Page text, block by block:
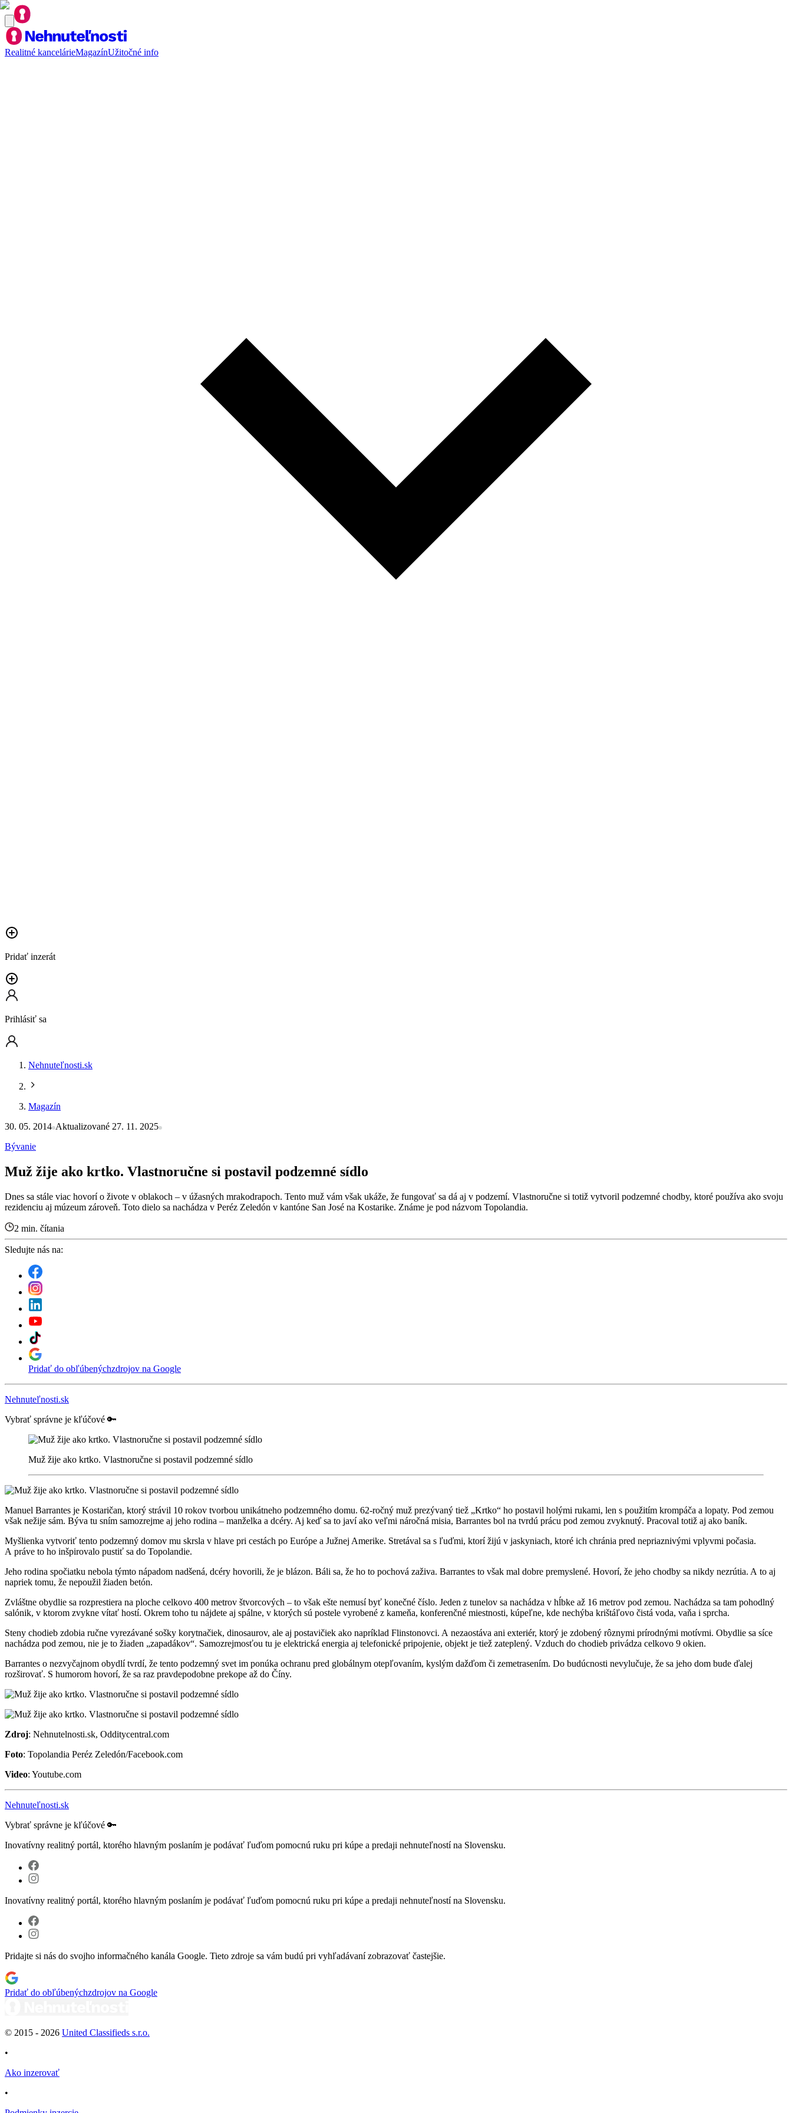
Realitné kancelárieMagazínUžitočné info
Pridať inzerát
Prihlásiť sa
Nehnuteľnosti.sk
Magazín
30. 05. 2014 Aktualizované 27. 11. 2025
Bývanie
Muž žije ako krtko. Vlastnoručne si postavil podzemné sídlo
Dnes sa stále viac hovorí o živote v oblakoch – v úžasných mrakodrapoch. Tento muž vám však ukáže, že fungovať sa dá aj v podzemí. Vlastnoručne si totiž vytvoril podzemné chodby, ktoré používa ako svoju
rezidenciu aj múzeum zároveň. Toto dielo sa nachádza v Peréz Zeledón v kantóne San José na Kostarike. Známe je pod názvom Topolandia.
2 min. čítania
Sledujte nás na:
Pridať do obľúbenýchzdrojov na Google
Nehnuteľnosti.sk
Vybrať správne je kľúčové 🔑
Muž žije ako krtko. Vlastnoručne si postavil podzemné sídlo
Manuel Barrantes je Kostaričan, ktorý strávil 10 rokov tvorbou unikátneho podzemného domu. 62-ročný muž prezývaný tiež „Krtko“ ho postavil holými rukami, len s použitím krompáča a lopaty. Pod zemou
však nežije sám. Býva tu sním samozrejme aj jeho rodina – manželka a dcéry. Aj keď sa to javí ako veľmi náročná misia, Barrantes bol na tvrdú prácu pod zemou zvyknutý. Pracoval totiž aj ako baník.
Myšlienka vytvoriť tento podzemný domov mu skrsla v hlave pri cestách po Európe a Južnej Amerike. Stretával sa s ľuďmi, ktorí žijú v jaskyniach, ktoré ich chránia pred nepriaznivými vplyvmi počasia.
A práve to ho inšpirovalo pustiť sa do Topolandie.
Jeho rodina spočiatku nebola týmto nápadom nadšená, dcéry hovorili, že je blázon. Báli sa, že ho to pochová zaživa. Barrantes to však mal dobre premyslené. Hovorí, že jeho chodby sa nikdy nezrútia. A to aj
napriek tomu, že nepoužil žiaden betón.
Zvláštne obydlie sa rozprestiera na ploche celkovo 400 metrov štvorcových – to však ešte nemusí byť konečné číslo. Jeden z tunelov sa nachádza v hĺbke až 16 metrov pod zemou. Nachádza sa tam pohodlný
salónik, v ktorom zvykne vítať hostí. Okrem toho tu nájdete aj spálne, v ktorých sú postele vyrobené z kameňa, konferenčné miestnosti, kúpeľne, kde nechýba krištáľovo čistá voda, vaňa i sprcha.
Steny chodieb zdobia ručne vyrezávané sošky korytnačiek, dinosaurov, ale aj postavičiek ako napríklad Flinstonovci. A nezaostáva ani exteriér, ktorý je zdobený rôznymi prírodnými motívmi. Obydlie sa síce
nachádza pod zemou, nie je to žiaden „zapadákov“. Samozrejmosťou tu je elektrická energia aj telefonické pripojenie, objekt je tiež zateplený. Vzduch do chodieb privádza celkovo 9 okien.
Barrantes o nezvyčajnom obydlí tvrdí, že tento podzemný svet im ponúka ochranu pred globálnym otepľovaním, kyslým dažďom či zemetrasením. Do budúcnosti nevylučuje, že sa jeho dom bude ďalej
rozširovať. S humorom hovorí, že sa raz pravdepodobne prekope až do Číny.
Zdroj: Nehnutelnosti.sk, Odditycentral.com
Foto: Topolandia Peréz Zeledón/Facebook.com
Video: Youtube.com
Nehnuteľnosti.sk
Vybrať správne je kľúčové 🔑
Inovatívny realitný portál, ktorého hlavným poslaním je podávať ľuďom pomocnú ruku pri kúpe a predaji nehnuteľností na Slovensku.
Inovatívny realitný portál, ktorého hlavným poslaním je podávať ľuďom pomocnú ruku pri kúpe a predaji nehnuteľností na Slovensku.
Pridajte si nás do svojho informačného kanála Google. Tieto zdroje sa vám budú pri vyhľadávaní zobrazovať častejšie.
Pridať do obľúbenýchzdrojov na Google
© 2015 - 2026 United Classifieds s.r.o.
•
Ako inzerovať
•